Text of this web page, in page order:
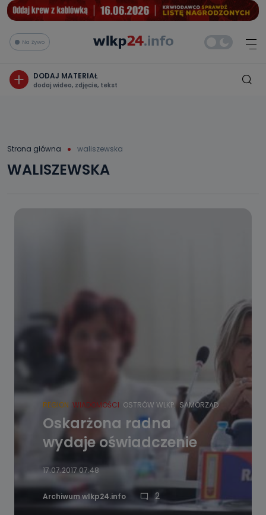
Na żywo
DODAJ MATERIAŁ
dodaj wideo, zdjęcie, tekst
Strona główna waliszewska
WALISZEWSKA
REGION WIADOMOŚCI OSTRÓW WLKP. SAMORZĄD
Oskarżona radna
wydaje oświadczenie
17.07.2017 07:48
Archiwum wlkp24.info 2